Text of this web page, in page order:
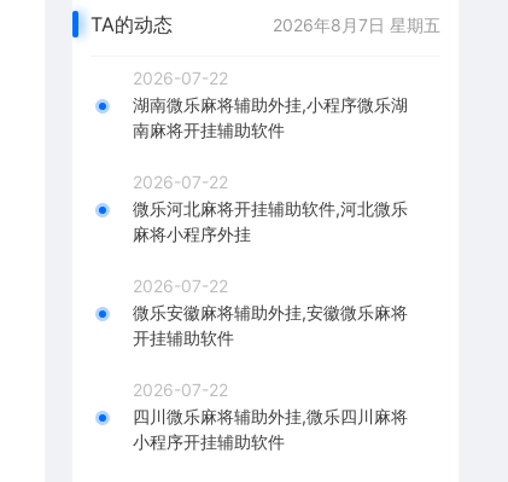
TA的动态 2026年8月7日 星期五
2026-07-22
湖南微乐麻将辅助外挂,小程序微乐湖
南麻将开挂辅助软件
2026-07-22
微乐河北麻将开挂辅助软件,河北微乐
麻将小程序外挂
2026-07-22
微乐安徽麻将辅助外挂,安徽微乐麻将
开挂辅助软件
2026-07-22
四川微乐麻将辅助外挂,微乐四川麻将
小程序开挂辅助软件